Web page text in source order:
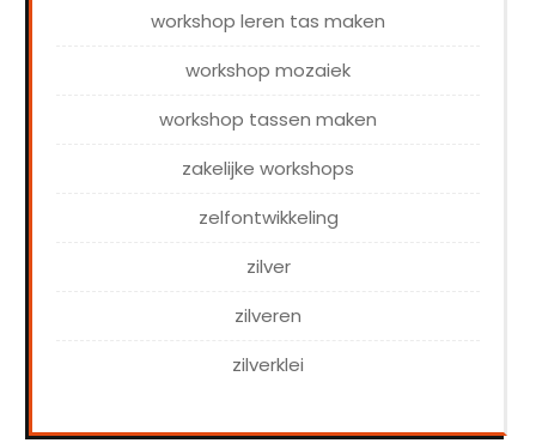
workshop leren tas maken
workshop mozaiek
workshop tassen maken
zakelijke workshops
zelfontwikkeling
zilver
zilveren
zilverklei